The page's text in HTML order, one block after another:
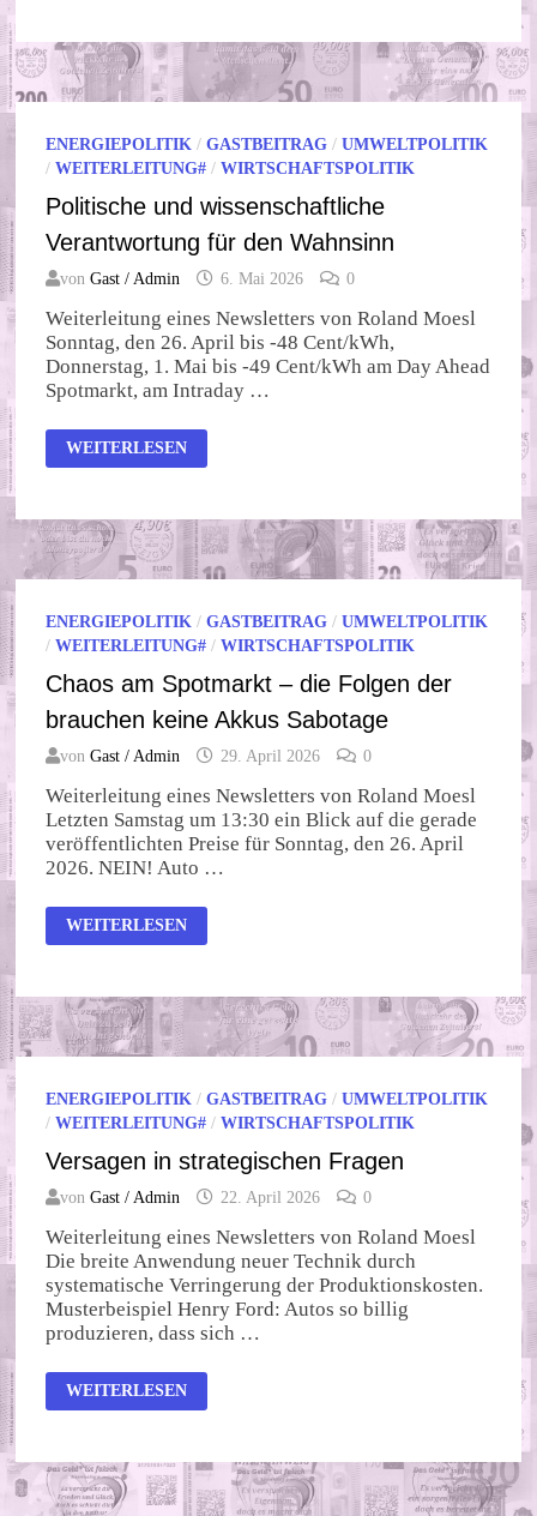
ENERGIEPOLITIK /GASTBEITRAG /UMWELTPOLITIK
/WEITERLEITUNG# /WIRTSCHAFTSPOLITIK
Politische und wissenschaftliche
Verantwortung für den Wahnsinn
vonGast / Admin 6. Mai 2026 0
Weiterleitung eines Newsletters von Roland Moesl
Sonntag, den 26. April bis -48 Cent/kWh,
Donnerstag, 1. Mai bis -49 Cent/kWh am Day Ahead
Spotmarkt, am Intraday …
POLITISCHE
UND
DEN
WAHNSINN
WEITERLESEN
ENERGIEPOLITIK /GASTBEITRAG /UMWELTPOLITIK
/WEITERLEITUNG# /WIRTSCHAFTSPOLITIK
Chaos am Spotmarkt – die Folgen der
brauchen keine Akkus Sabotage
vonGast / Admin 29. April 2026 0
Weiterleitung eines Newsletters von Roland Moesl
Letzten Samstag um 13:30 ein Blick auf die gerade
veröffentlichten Preise für Sonntag, den 26. April
2026. NEIN! Auto …
CHAOS
AM
FOLGEN
DER
BRAUCHEN
KEINE
WEITERLESEN
ENERGIEPOLITIK /GASTBEITRAG /UMWELTPOLITIK
/WEITERLEITUNG# /WIRTSCHAFTSPOLITIK
Versagen in strategischen Fragen
vonGast / Admin 22. April 2026 0
Weiterleitung eines Newsletters von Roland Moesl
Die breite Anwendung neuer Technik durch
systematische Verringerung der Produktionskosten.
Musterbeispiel Henry Ford: Autos so billig
produzieren, dass sich …
VERSAGEN
IN
WEITERLESEN